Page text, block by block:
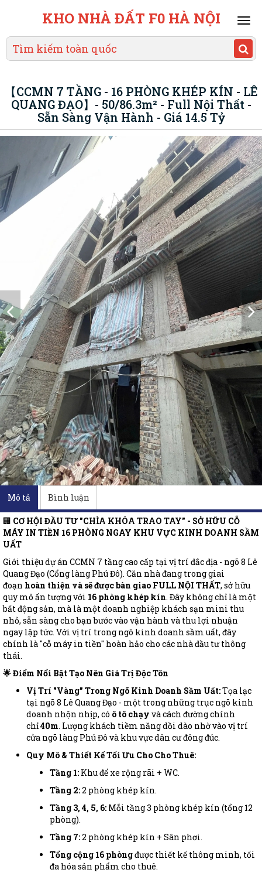
KHO NHÀ ĐẤT F0 HÀ NỘI
【CCMN 7 TẦNG - 16 PHÒNG KHÉP KÍN - LÊ
QUANG ĐẠO】- 50/86.3m² - Full Nội Thất -
Sẵn Sàng Vận Hành - Giá 14.5 Tỷ
Mô tả Bình luận
🏢 CƠ HỘI ĐẦU TƯ "CHÌA KHÓA TRAO TAY" - SỞ HỮU CỖ
MÁY IN TIỀN 16 PHÒNG NGAY KHU VỰC KINH DOANH SẦM
UẤT
Giới thiệu dự án CCMN 7 tầng cao cấp tại vị trí đắc địa - ngõ 8 Lê
Quang Đạo (Cổng làng Phú Đô). Căn nhà đang trong giai
đoạn hoàn thiện và sẽ được bàn giao FULL NỘI THẤT, sở hữu
quy mô ấn tượng với 16 phòng khép kín. Đây không chỉ là một
bất động sản, mà là một doanh nghiệp khách sạn mini thu
nhỏ, sẵn sàng cho bạn bước vào vận hành và thu lợi nhuận
ngay lập tức. Với vị trí trong ngõ kinh doanh sầm uất, đây
chính là "cỗ máy in tiền" hoàn hảo cho các nhà đầu tư thông
thái.
🌟 Điểm Nổi Bật Tạo Nên Giá Trị Độc Tôn
Vị Trí "Vàng" Trong Ngõ Kinh Doanh Sầm Uất:Tọa lạc
tại ngõ 8 Lê Quang Đạo - một trong những trục ngõ kinh
doanh nhộn nhịp, có ô tô chạy và cách đường chính
chỉ40m. Lượng khách tiềm năng dồi dào nhờ vào vị trí
cửa ngõ làng Phú Đô và khu vực dân cư đông đúc.
Quy Mô & Thiết Kế Tối Ưu Cho Cho Thuê:
Tầng 1: Khu để xe rộng rãi + WC.
Tầng 2:2 phòng khép kín.
Tầng 3, 4, 5, 6: Mỗi tầng 3 phòng khép kín (tổng 12
phòng).
Tầng 7:2 phòng khép kín + Sân phơi.
Tổng cộng 16 phòngđược thiết kế thông minh, tối
đa hóa sản phẩm cho thuê.